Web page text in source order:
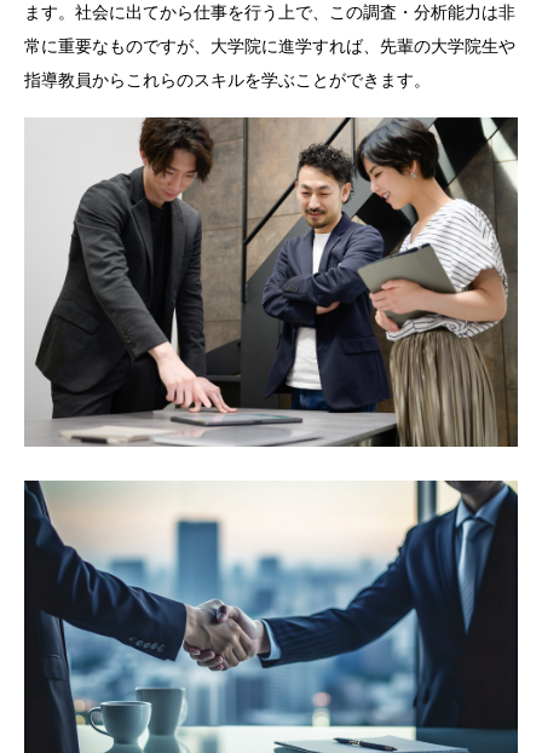
ます。社会に出てから仕事を行う上で、この調査・分析能力は非
常に重要なものですが、大学院に進学すれば、先輩の大学院生や
指導教員からこれらのスキルを学ぶことができます。